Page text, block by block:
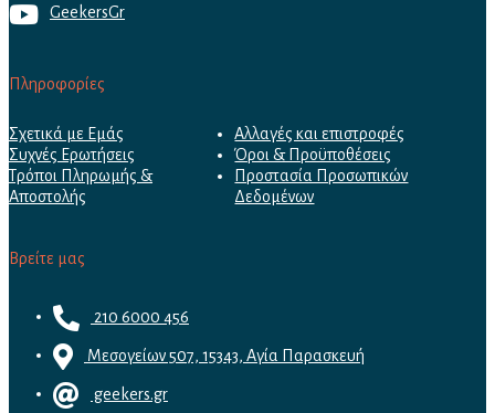
GeekersGr
Πληροφορίες
Σχετικά με Εμάς
Συχνές Ερωτήσεις
Τρόποι Πληρωμής &
Αποστολής
Αλλαγές και επιστροφές
Όροι & Προϋποθέσεις
Προστασία Προσωπικών
Δεδομένων
Βρείτε μας
210 6000 456
Μεσογείων 507, 15343, Αγία Παρασκευή
geekers.gr